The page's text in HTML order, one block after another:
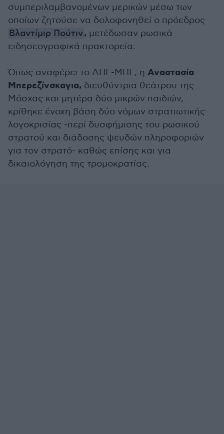
συμπεριλαμβανομένων μερικών μέσω των
οποίων ζητούσε να δολοφονηθεί ο πρόεδρος
Βλαντίμιρ Πούτιν, μετέδωσαν ρωσικά
ειδησεογραφικά πρακτορεία.
Όπως αναφέρει το ΑΠΕ-ΜΠΕ, η Αναστασία
Μπερεζίνσκαγια, διευθύντρια θεάτρου της
Μόσχας και μητέρα δύο μικρών παιδιών,
κρίθηκε ένοχη βάση δύο νόμων στρατιωτικής
λογοκρισίας -περί δυσφήμισης του ρωσικού
στρατού και διάδοσης ψευδών πληροφοριών
για τον στρατό- καθώς επίσης και για
δικαιολόγηση της τρομοκρατίας.